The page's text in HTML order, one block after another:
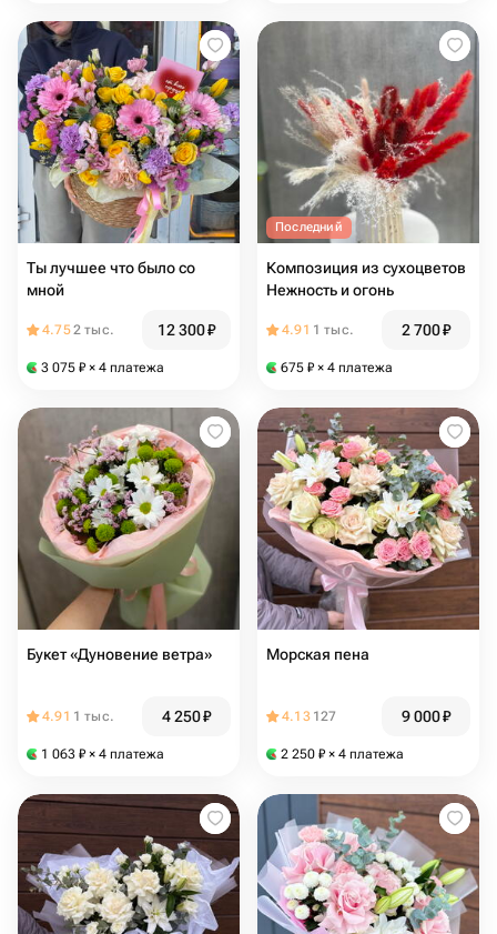
Ты лучшее что было со
мной
4.752 тыс. 12 300₽
3 075 ₽ × 4 платежа
Последний
Композиция из сухоцветов
Нежность и огонь ️
4.91 1 тыс. 2 700₽
675 ₽ × 4 платежа
Букет «Дуновение ветра»
4.91 1 тыс. 4 250₽
1 063 ₽ × 4 платежа
Морская пена
4.13 127 9 000₽
2 250 ₽ × 4 платежа